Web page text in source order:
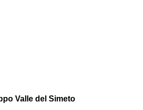
Valle del Simeto